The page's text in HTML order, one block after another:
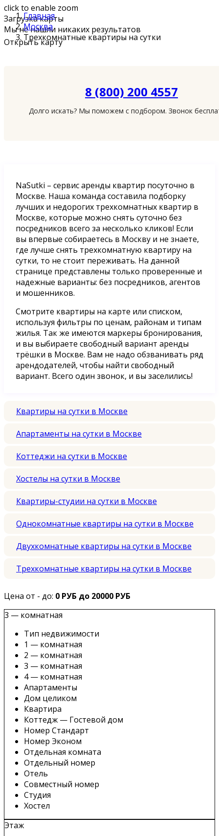
click to enable zoom
Загрузка карты
Мы не нашли никаких результатов
Открыть карту
Главная
Москва
Трехкомнатные квартиры на сутки
8 (800) 200 4557
Долго искать? Мы поможем с подбором. Звонок
NaSutki – сервис аренды квартир посуточно в
Москве. Наша команда составила подборку
лучших и недорогих трехкомнатных квартир в
Москве, которые можно снять суточно без
посредников всего за несколько кликов! Если
вы впервые собираетесь в Москву и не знаете,
где лучше снять трехкомнатную квартиру на
сутки, то не стоит переживать. На данной
странице представлены только проверенные и
надежные варианты: без посредников, агентов
и мошенников.
Смотрите квартиры на карте или списком,
используя фильтры по ценам, районам и типам
жилья. Так же имеются маркеры бронирования,
и вы выбираете свободный вариант аренды
трёшки в Москве. Вам не надо обзванивать ряд
арендодателей, чтобы найти свободный
вариант. Всего один звонок, и вы заселились!
Квартиры на сутки в Москве
Апартаменты на сутки в Москве
Коттеджи на сутки в Москве
Хостелы на сутки в Москве
Квартиры-студии на сутки в Москве
Однокомнатные квартиры на сутки в Москве
Двухкомнатные квартиры на сутки в Москве
Трехкомнатные квартиры на сутки в Москве
Цена от - до: 0 РУБ до 20000 РУБ
3 — комнатная
Тип недвижимости
1 — комнатная
2 — комнатная
3 — комнатная
4 — комнатная
Апартаменты
Дом целиком
Квартира
Коттедж — Гостевой дом
Номер Стандарт
Номер Эконом
Отдельная комната
Отдельный номер
Отель
Совместный номер
Студия
Хостел
Этаж